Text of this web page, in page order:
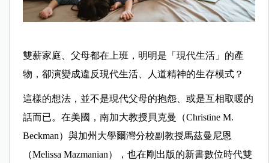
雙薪家庭、父母都在上班，明明是「現代生活」的產
物，卻演變成違反現代生活、人道精神的生存模式？
這樣的想法，並不是現代父母的抱怨、或是互相取暖的
話而已。在美國，南加大教授貝克曼（Christine M.
Beckman）與加州大學爾灣分校副教授馬茲曼尼恩
（Melissa Mazmanian），也在剛出版的新書數位時代雙